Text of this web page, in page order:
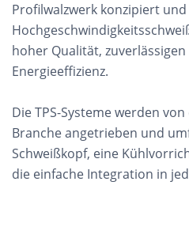
Profilwalzwerk konzipiert
hoher Qualität,
Energieeffizienz.
Die TPS-Systeme werden
Branche angetrieben und
Schweißkopf, eine
die einfache Integration in